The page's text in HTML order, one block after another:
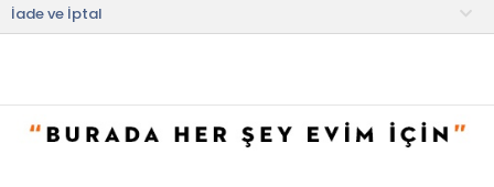
• Not:Bu fiyat perakende satışlar için belirlenmiştir. Toplu alımlar
Evidea tarafından incelenecek ve uygun bulunmayan siparişler
İade ve İptal